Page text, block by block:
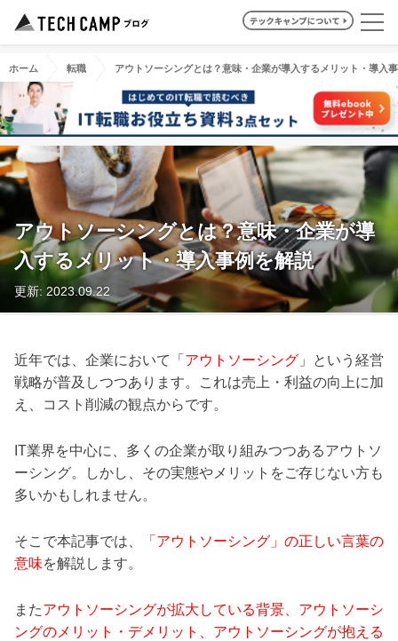
ホーム 転職 アウトソーシングとは？意味・企業が導入するメリット・導入
アウトソーシングとは？意味・企業が導
入するメリット・導入事例を解説
更新: 2023.09.22
近年では、企業において「 アウトソーシング 」という経営
戦略が普及しつつあります。これは売上・利益の向上に加
え、コスト削減の観点からです。
IT業界を中心に、多くの企業が取り組みつつあるアウトソ
ーシング。しかし、その実態やメリットをご存じない方も
多いかもしれません。
そこで本記事では、
「アウトソーシング」の正しい言葉の
意味を解説します。
またアウトソーシングが拡大している背景、アウトソーシ
ングのメリット・デメリット、アウトソーシングが抱える